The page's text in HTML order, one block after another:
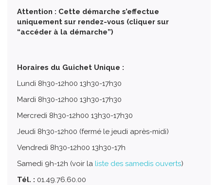
Attention : Cette démarche s’effectue
uniquement sur rendez-vous (cliquer sur
“accéder à la démarche”)
Horaires du Guichet Unique :
Lundi 8h30-12h00 13h30-17h30
Mardi 8h30-12h00 13h30-17h30
Mercredi 8h30-12h00 13h30-17h30
Jeudi 8h30-12h00 (fermé le jeudi après-midi)
Vendredi 8h30-12h00 13h30-17h
Samedi 9h-12h (voir la liste des samedis ouverts)
Tél. : 01.49.76.60.00